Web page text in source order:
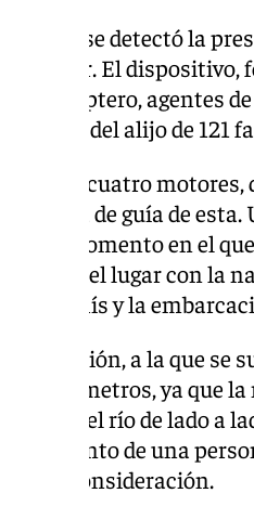
cuando se detectó la
El
helicóptero, agentes
del alijo de 121
con cuatro
hacía de guía de
carga, momento en el
del lugar con la
de hachís y la
a la que se
400 metros, ya que
recta el río de lado a
de una
consideración.